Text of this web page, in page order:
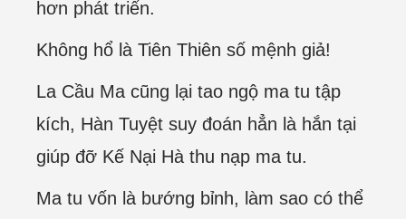
hơn phát triển.
Không hổ là Tiên Thiên số mệnh giả!
La Cầu Ma cũng lại tao ngộ ma tu tập
kích, Hàn Tuyệt suy đoán hẳn là hắn tại
giúp đỡ Kế Nại Hà thu nạp ma tu.
Ma tu vốn là bướng bỉnh, làm sao có thể